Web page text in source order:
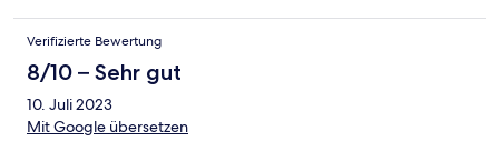
Verifizierte Bewertung
8/10 – Sehr gut
10. Juli 2023
Mit Google übersetzen